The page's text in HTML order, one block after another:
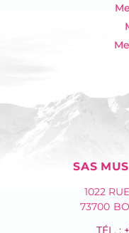
SAS
1022
73700
TÉL. :